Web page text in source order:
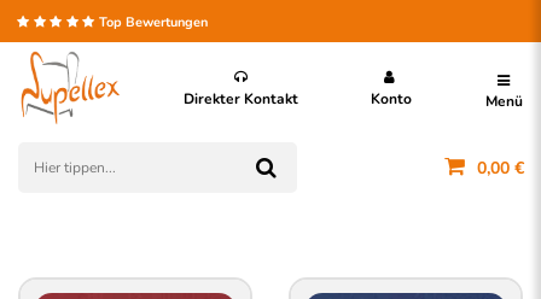
Menü
Top Bewertungen
Direkter Kontakt Konto
0,00 €